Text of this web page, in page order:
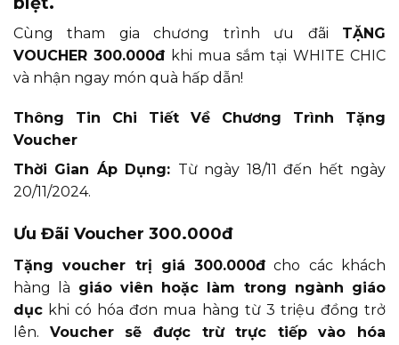
Cùng tham gia chương trình ưu đãi TẶNG
VOUCHER 300.000đ khi mua sắm tại WHITE CHIC
và nhận ngay món quà hấp dẫn!
Thông Tin Chi Tiết Về Chương Trình Tặng
Voucher
Thời Gian Áp Dụng: Từ ngày 18/11 đến hết ngày
20/11/2024.
Ưu Đãi Voucher 300.000đ
Tặng voucher trị giá 300.000đ cho các khách
hàng là giáo viên hoặc làm trong ngành giáo
dục khi có hóa đơn mua hàng từ 3 triệu đồng trở
lên. Voucher sẽ được trừ trực tiếp vào hóa